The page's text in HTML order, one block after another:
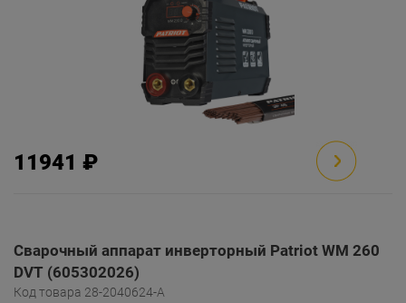
11941 ₽
Сварочный аппарат инверторный Patriot WM 260
DVT (605302026)
Код товара 28-2040624-A